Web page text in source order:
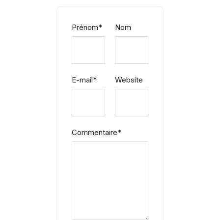
Prénom* Nom
E-mail* Website
Commentaire*